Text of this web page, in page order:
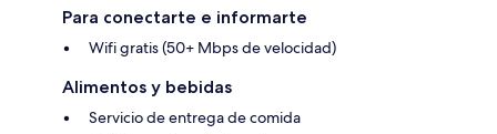
Para conectarte e informarte
Wifi gratis (50+ Mbps de velocidad)
Alimentos y bebidas
Servicio de entrega de comida